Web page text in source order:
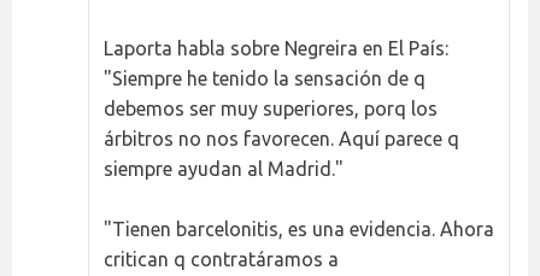
Laporta habla sobre Negreira en El País:
"Siempre he tenido la sensación de q
debemos ser muy superiores, porq los
árbitros no nos favorecen. Aquí parece q
siempre ayudan al Madrid."
"Tienen barcelonitis, es una evidencia. Ahora
critican q contratáramos a